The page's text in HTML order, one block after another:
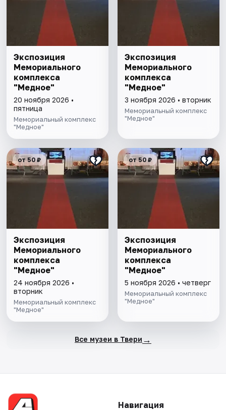
Экспозиция
Мемориального
комплекса
"Медное"
20 ноября 2026 •
пятница
Мемориальный комплекс
"Медное"
Экспозиция
Мемориального
комплекса
"Медное"
3 ноября 2026 • вторник
Мемориальный комплекс
"Медное"
от 50 ₽
Экспозиция
Мемориального
комплекса
"Медное"
24 ноября 2026 •
вторник
Мемориальный комплекс
"Медное"
от 50 ₽
Экспозиция
Мемориального
комплекса
"Медное"
5 ноября 2026 • четверг
Мемориальный комплекс
"Медное"
Все музеи в Твери →
Навигация